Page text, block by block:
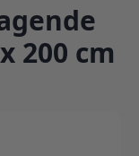
200 cm